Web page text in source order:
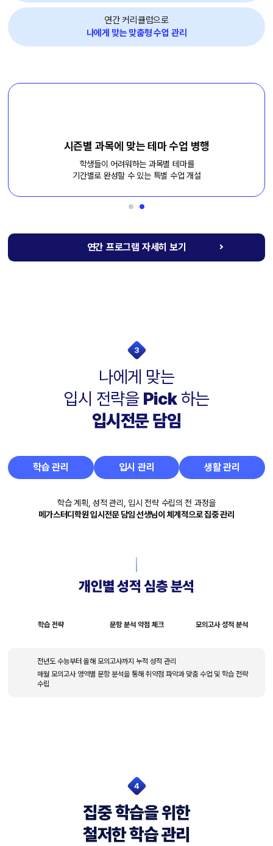
연간 커리큘럼으로
나에게 맞는 맞춤형 수업 관리
시즌별 과목에 맞는 테마 수업 병행
학생들이 어려워하는 과목별 테마를
기간별로 완성할 수 있는 특별 수업 개설
연간 프로그램 자세히 보기
3
나에게 맞는
입시 전략을 Pick하는
입시전문 담임
학습 관리 입시 관리 생활 관리
학습 계획, 성적 관리, 입시 전략 수립의 전 과정을
메가스터디학원 입시전문 담임 선생님이 체계적으로 집중 관리
개인별 성적 심층 분석
학습 전략 문항 분석 약점 체크 모의고사 성적 분석
전년도 수능부터 올해 모의고사까지 누적 성적 관리
매월 모의고사 영역별 문항 분석을 통해 취약점 파악과 맞춤 수업 및 학습 전략
수립
4
집중 학습을 위한
철저한 학습 관리